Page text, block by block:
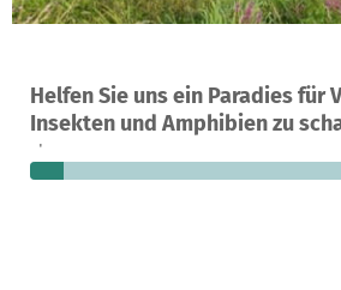
Helfen Sie uns ein Paradies für
Insekten und Amphibien zu
Ein Projekt in Frankfurt am Main,
18 7 %